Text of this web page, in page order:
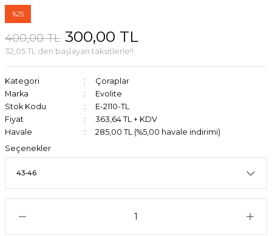
%25
400,00 TL 300,00 TL
32,05 TL den başlayan taksitlerle!!
Kategori
Çoraplar
Marka
Evolite
Stok Kodu
E-2110-TL
Fiyat
363,64 TL + KDV
Havale
285,00 TL (%5,00 havale indirimi)
Seçenekler